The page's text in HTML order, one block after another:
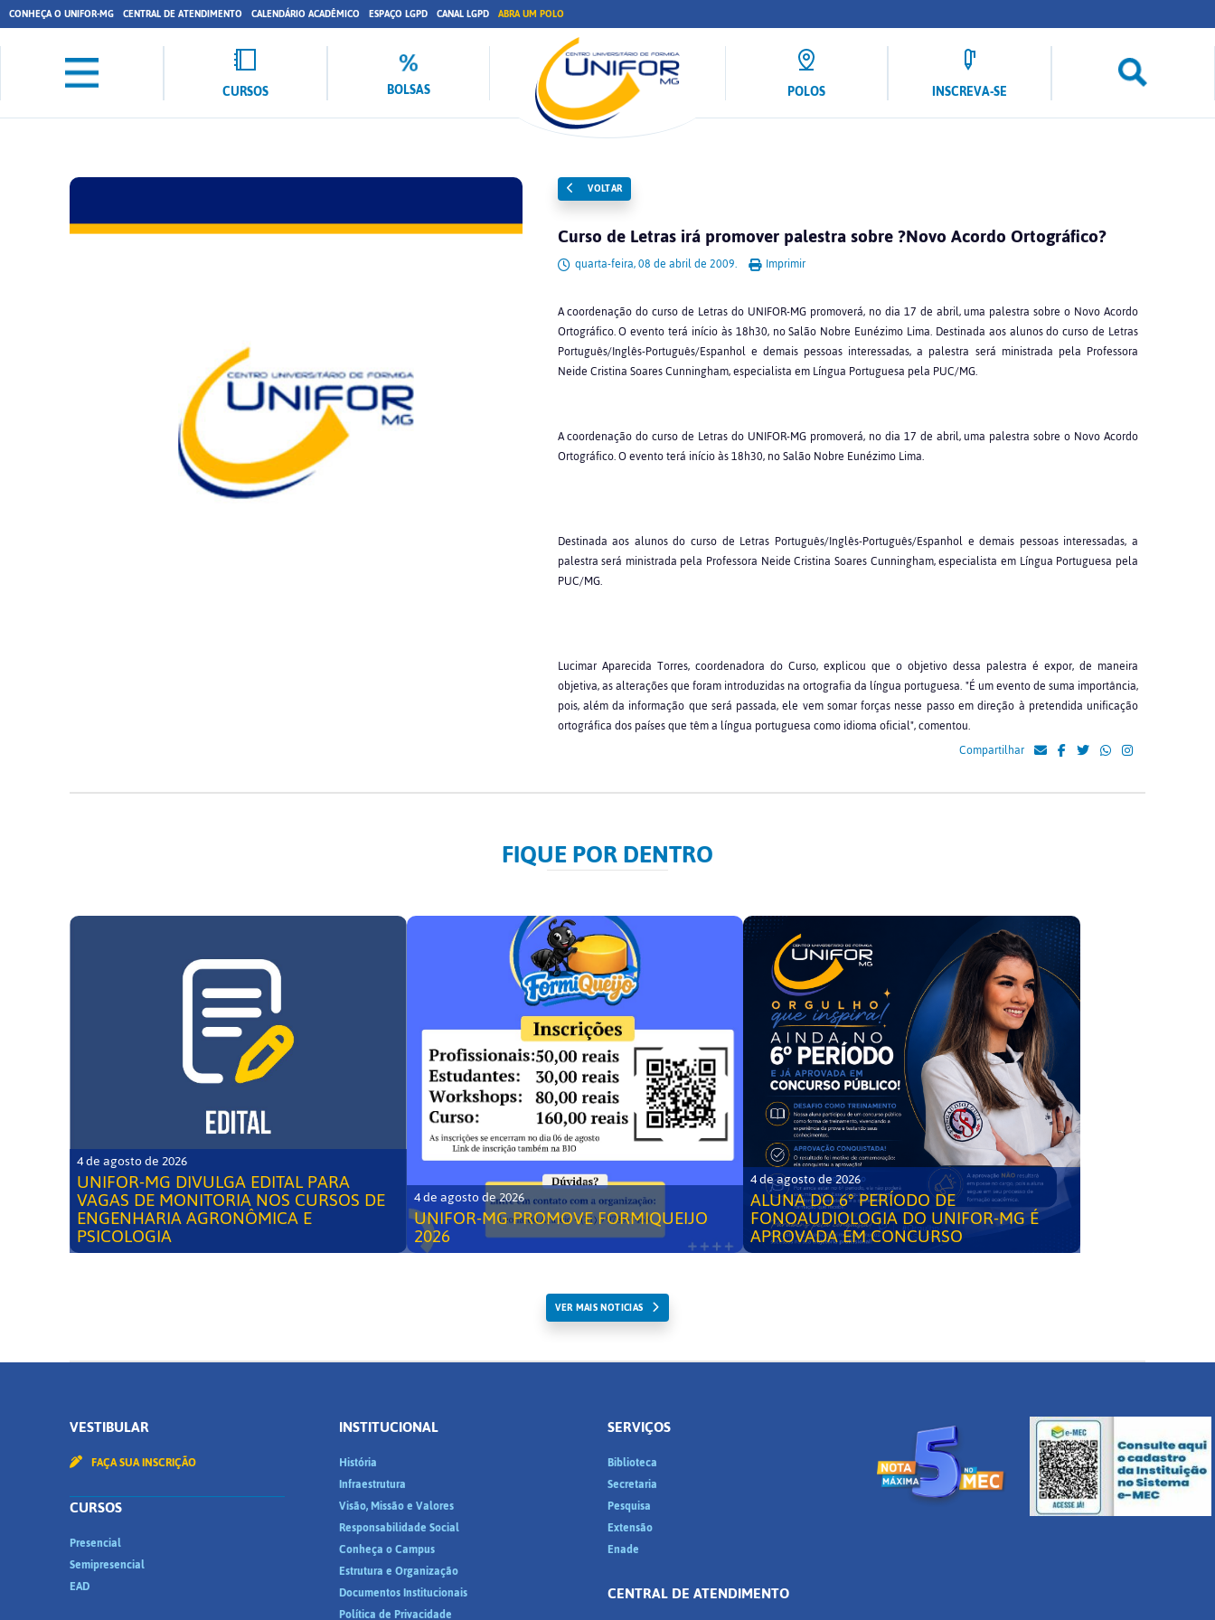
CONHEÇA O UNIFOR-MG CENTRAL DE ATENDIMENTO CALENDÁRIO ACADÊMICO ESPAÇO LGPD CANAL LGPD ABRA UM POLO
CURSOS BOLSAS POLOS INSCREVA-SE
VOLTAR
Curso de Letras irá promover palestra sobre ?Novo Acordo Ortográfico?
quarta-feira, 08 de abril de 2009. Imprimir
A coordenação do curso de Letras do UNIFOR-MG promoverá, no dia 17 de abril, uma palestra sobre o Novo Acordo
Ortográfico. O evento terá início às 18h30, no Salão Nobre Eunézimo Lima. Destinada aos alunos do curso de Letras
Português/Inglês-Português/Espanhol e demais pessoas interessadas, a palestra será ministrada pela Professora
Neide Cristina Soares Cunningham, especialista em Língua Portuguesa pela PUC/MG.
A coordenação do curso de Letras do UNIFOR-MG promoverá, no dia 17 de abril, uma palestra sobre o Novo Acordo
Ortográfico. O evento terá início às 18h30, no Salão Nobre Eunézimo Lima.
Destinada aos alunos do curso de Letras Português/Inglês-Português/Espanhol e demais pessoas interessadas, a
palestra será ministrada pela Professora Neide Cristina Soares Cunningham, especialista em Língua Portuguesa pela
PUC/MG.
Lucimar Aparecida Torres, coordenadora do Curso, explicou que o objetivo dessa palestra é expor, de maneira
objetiva, as alterações que foram introduzidas na ortografia da língua portuguesa. "É um evento de suma importância,
pois, além da informação que será passada, ele vem somar forças nesse passo em direção à pretendida unificação
ortográfica dos países que têm a língua portuguesa como idioma oficial", comentou.
Compartilhar
FIQUE POR DENTRO
4 de agosto de 2026
UNIFOR-MG DIVULGA EDITAL PARA
VAGAS DE MONITORIA NOS CURSOS DE
ENGENHARIA AGRONÔMICA E
PSICOLOGIA
4 de agosto de 2026
UNIFOR-MG PROMOVE FORMIQUEIJO
2026
4 de agosto de 2026
ALUNA DO 6° PERÍODO DE
FONOAUDIOLOGIA DO UNIFOR-MG É
APROVADA EM CONCURSO
VER MAIS NOTICIAS
VESTIBULAR
FAÇA SUA INSCRIÇÃO
CURSOS
Presencial
Semipresencial
EAD
INSTITUCIONAL
História
Infraestrutura
Visão, Missão e Valores
Responsabilidade Social
Conheça o Campus
Estrutura e Organização
Documentos Institucionais
Política de Privacidade
SERVIÇOS
Biblioteca
Secretaria
Pesquisa
Extensão
Enade
CENTRAL DE ATENDIMENTO